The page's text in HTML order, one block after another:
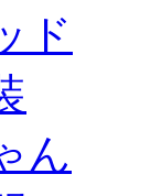
ド
ん